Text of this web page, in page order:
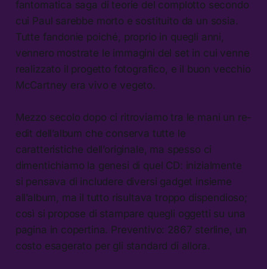
fantomatica saga di teorie del complotto secondo
cui Paul sarebbe morto e sostituito da un sosia.
Tutte fandonie poiché, proprio in quegli anni,
vennero mostrate le immagini del set in cui venne
realizzato il progetto fotografico, e il buon vecchio
McCartney era vivo e vegeto.
Mezzo secolo dopo ci ritroviamo tra le mani un re-
edit dell’album che conserva tutte le
caratteristiche dell’originale, ma spesso ci
dimentichiamo la genesi di quel CD: inizialmente
si pensava di includere diversi gadget insieme
all’album, ma il tutto risultava troppo dispendioso;
così si propose di stampare quegli oggetti su una
pagina in copertina. Preventivo: 2867 sterline, un
costo esagerato per gli standard di allora.